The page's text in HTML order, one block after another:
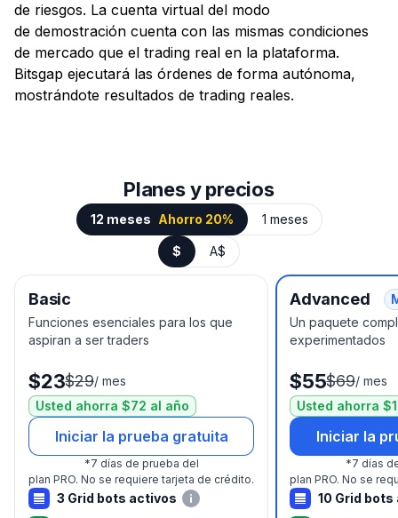
de riesgos. La cuenta virtual del modo
de demostración cuenta con las mismas condiciones
de mercado que el trading real en la plataforma.
Bitsgap ejecutará las órdenes de forma autónoma,
mostrándote resultados de trading reales.
Planes y precios
12 meses Ahorro 20% 1 meses
$ A$
Basic
Funciones esenciales para los que
aspiran a ser traders
$23$29/ mes
Usted ahorra $72 al año
Iniciar la prueba gratuita
*7 días de prueba del
plan PRO. No se requiere tarjeta de crédito.
3 Grid bots activos
Advanced
Un paquete
experimentados
$55$69/ mes
Usted ahorra
Iniciar la
*7 días
plan PRO. No se
10 Grid